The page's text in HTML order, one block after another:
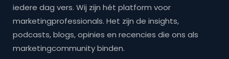
iedere dag vers. Wij zijn hét platform voor
marketingprofessionals. Het zijn de insights,
podcasts, blogs, opinies en recencies die ons als
marketingcommunity binden.